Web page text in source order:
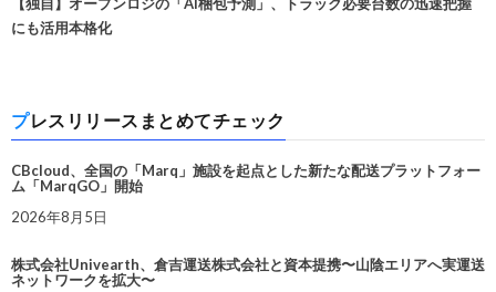
【独自】オープンロジの「AI梱包予測」、トラック必要台数の迅速把握
にも活用本格化
プレスリリースまとめてチェック
CBcloud、全国の「Marq」施設を起点とした新たな配送プラットフォー
ム「MarqGO」開始
2026年8月5日
株式会社Univearth、倉吉運送株式会社と資本提携〜山陰エリアへ実運送
ネットワークを拡大〜